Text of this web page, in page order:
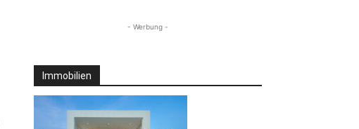
- Werbung -
Immobilien